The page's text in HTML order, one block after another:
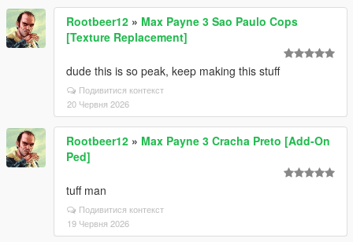
Rootbeer12 » Max Payne 3 Sao Paulo Cops
[Texture Replacement]
dude this is so peak, keep making this stuff
Подивитися контекст
20 Червня 2026
Rootbeer12 » Max Payne 3 Cracha Preto [Add-On
Ped]
tuff man
Подивитися контекст
19 Червня 2026